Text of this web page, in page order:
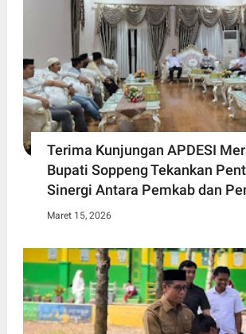
Terima Kunjungan APDESI
Bupati Soppeng Tekankan
Sinergi Antara Pemkab dan
Maret 15, 2026